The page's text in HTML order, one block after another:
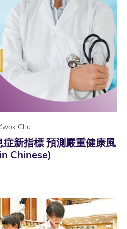
Chu
新指標 預測嚴重健康風
Chinese)